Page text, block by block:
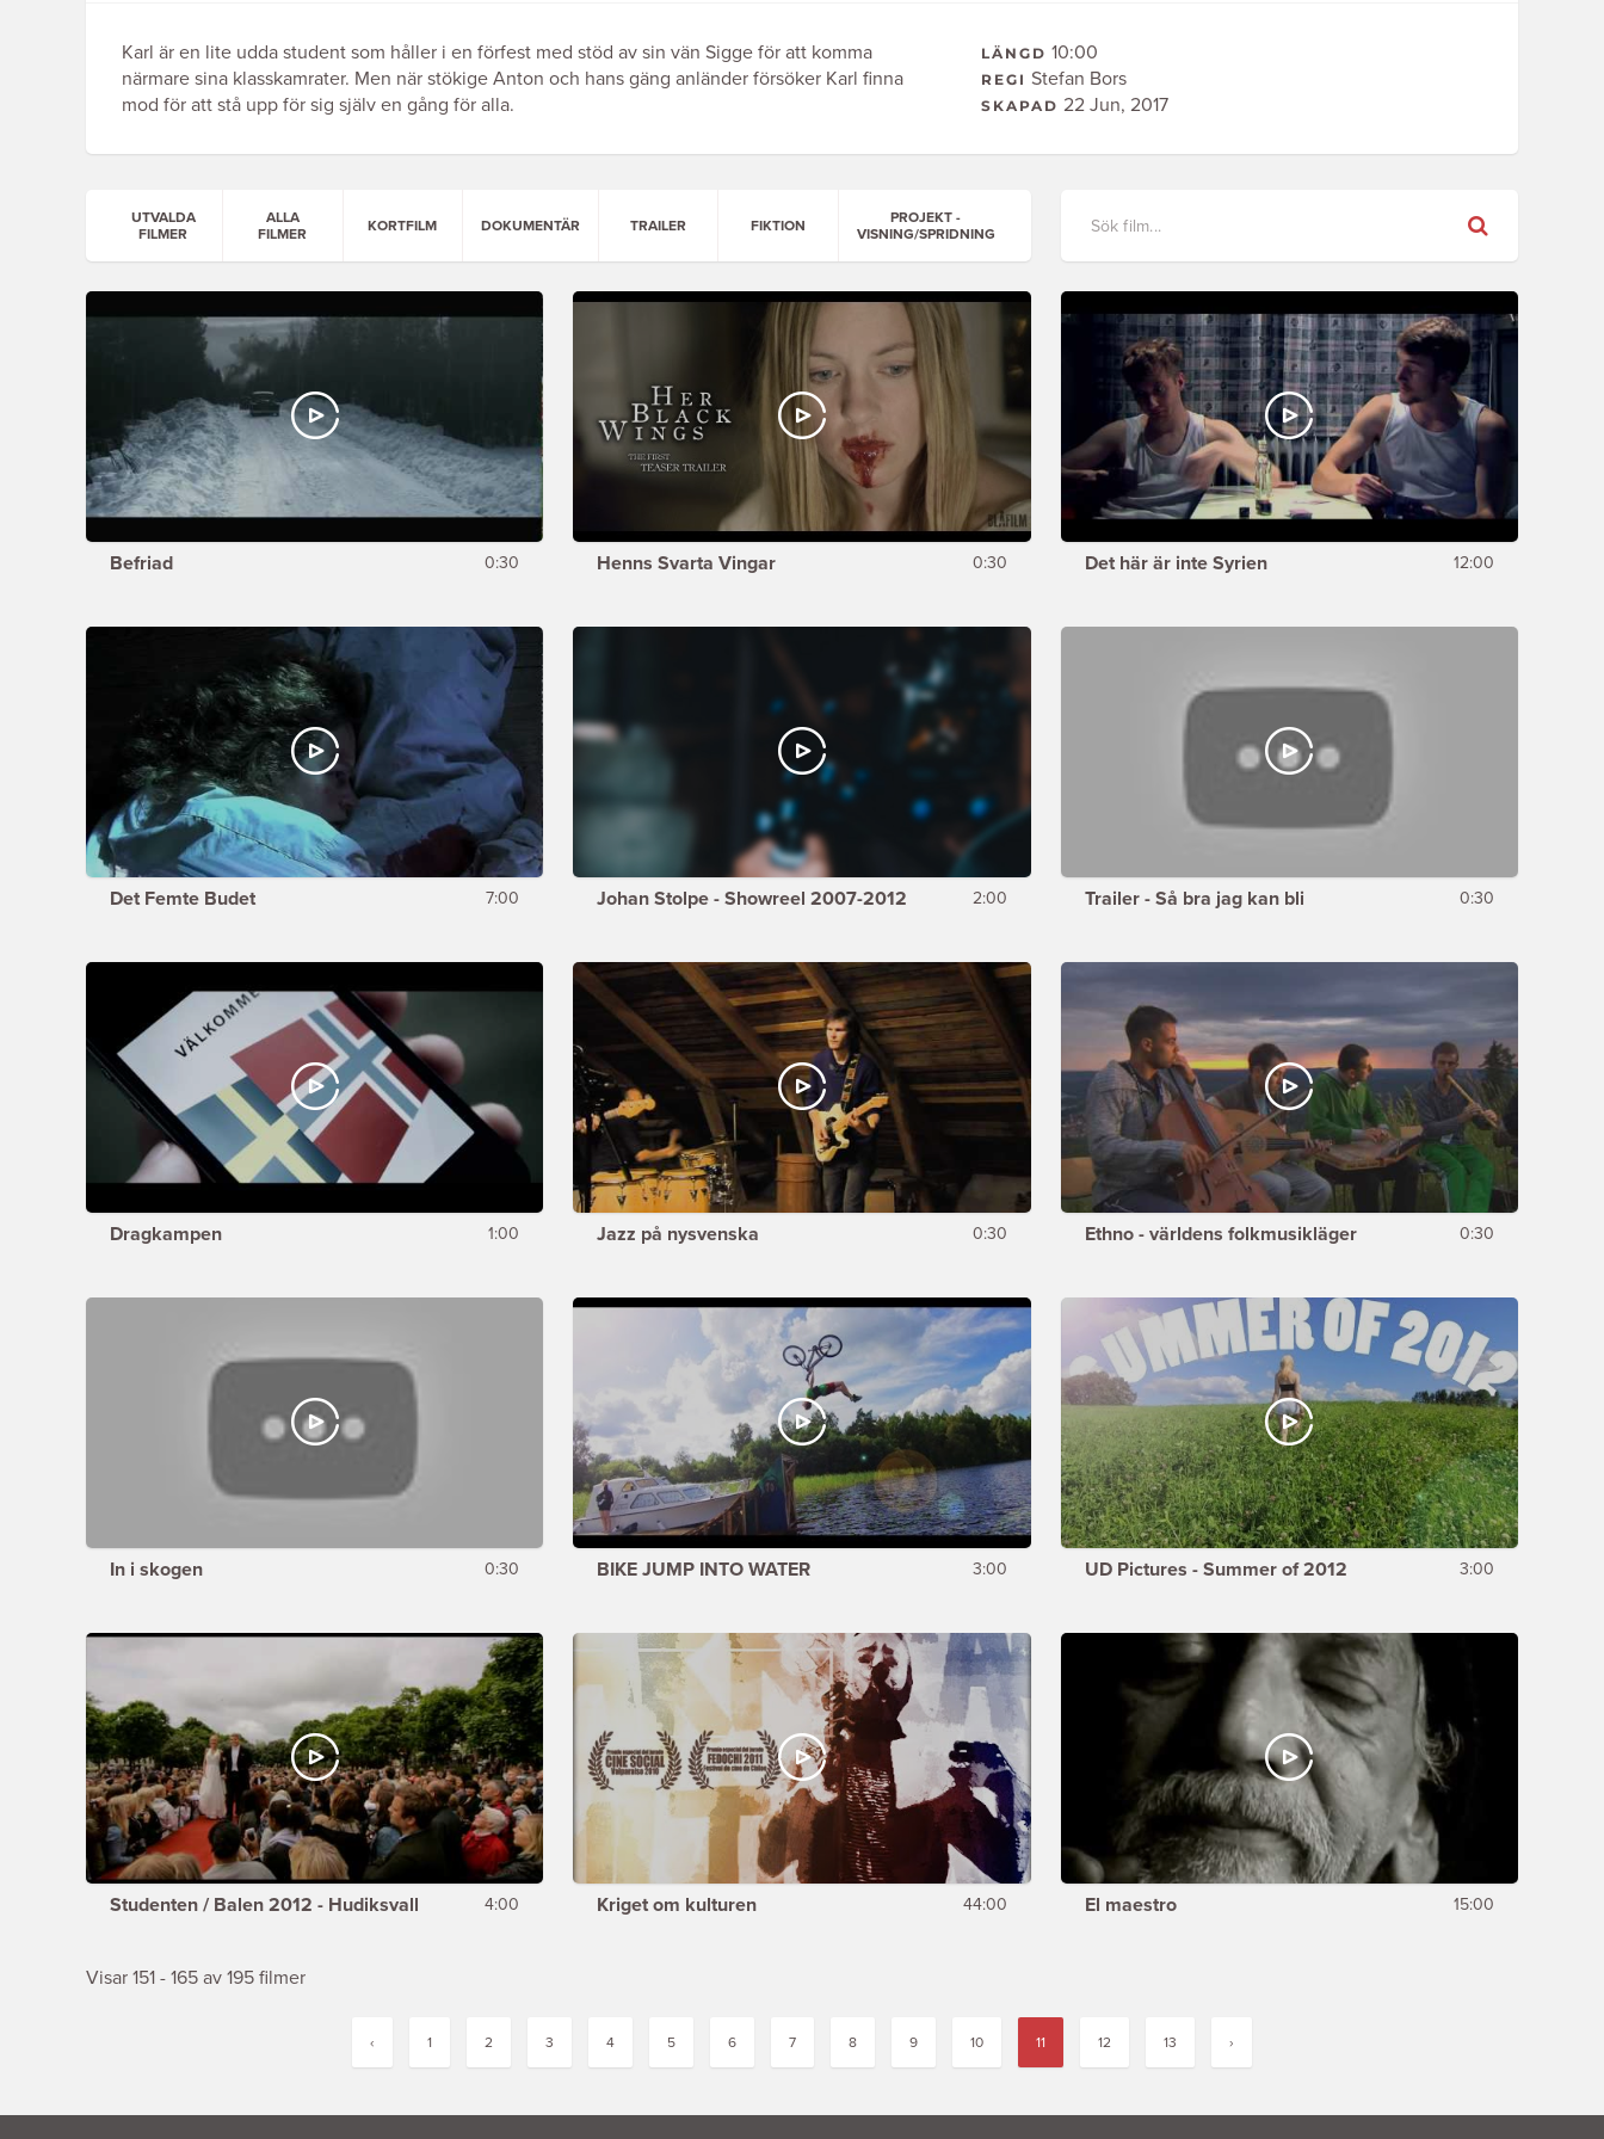
Karl är en lite udda student som håller i en förfest med stöd av sin vän Sigge för att komma
närmare sina klasskamrater. Men när stökige Anton och hans gäng anländer försöker Karl finna
mod för att stå upp för sig själv en gång för alla.
LÄNGD 10:00
REGI Stefan Bors
SKAPAD 22 Jun, 2017
UTVALDA
FILMER
ALLA
FILMER
KORTFILM DOKUMENTÄR TRAILER FIKTION
PROJEKT -
VISNING/SPRIDNING
Sök
Befriad 0:30 Henns Svarta Vingar 0:30 Det här är inte Syrien 12:00
Det Femte Budet 7:00 Johan Stolpe - Showreel 2007-2012 2:00 Trailer - Så bra jag kan bli 0:30
Dragkampen 1:00 Jazz på nysvenska 0:30 Ethno - världens folkmusikläger 0:30
In i skogen 0:30 BIKE JUMP INTO WATER 3:00 UD Pictures - Summer of 2012 3:00
Studenten / Balen 2012 - Hudiksvall 4:00 Kriget om kulturen 44:00 El maestro 15:00
Visar 151 - 165 av 195 filmer
‹ 1 2 3 4 5 6 7 8 9 10 11 12 13 ›